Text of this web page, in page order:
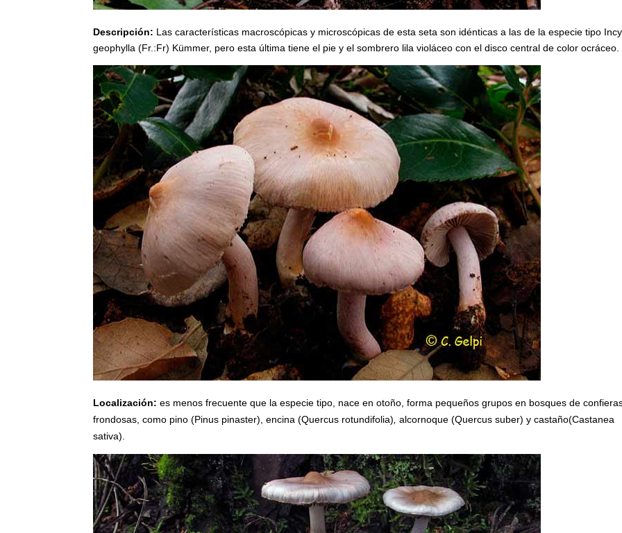
Descripción: Las características macroscópicas y microscópicas de esta seta son idénticas a las de la especie tipo
geophylla (Fr.:Fr) Kümmer, pero esta última tiene el pie y el sombrero lila violáceo con el disco central de color ocráceo.
Localización:es menos frecuente que la especie tipo, nace en otoño, forma pequeños grupos en bosques de
frondosas, como pino(Pinus pinaster), encina(Quercus rotundifolia) alcornoque(Quercus suber) ycastaño(Castanea
sativa).